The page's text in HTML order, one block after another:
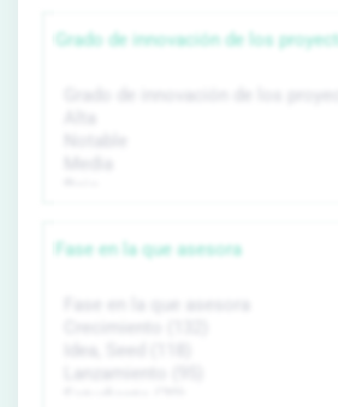
Grado de innovación de los
Fase en la que asesora